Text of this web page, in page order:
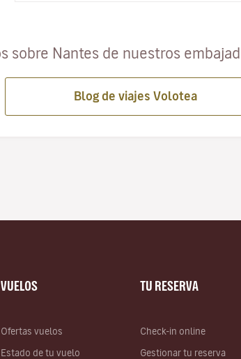
sobre Nantes de nuestros
Blog de viajes Volotea
VUELOS
Ofertas vuelos
Estado de tu vuelo
TU RESERVA
Check-in online
Gestionar tu reserva